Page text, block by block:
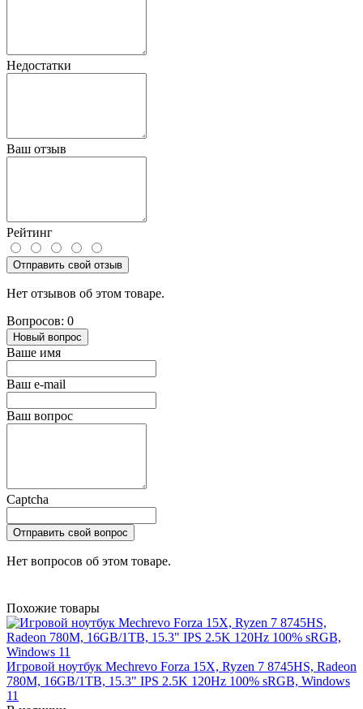
Недостатки
Ваш отзыв
Рейтинг
Отправить свой отзыв
Нет отзывов об этом товаре.
Вопросов: 0
Новый вопрос
Ваше имя
Ваш e-mail
Ваш вопрос
Captcha
Отправить свой вопрос
Нет вопросов об этом товаре.
Похожие товары
Игровой ноутбук Mechrevo Forza 15X, Ryzen 7 8745HS, Radeon
780M, 16GB/1TB, 15.3" IPS 2.5K 120Hz 100% sRGB, Windows
11